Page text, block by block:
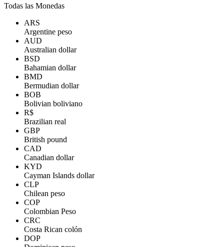
Todas las Monedas
ARS
Argentine peso
AUD
Australian dollar
BSD
Bahamian dollar
BMD
Bermudian dollar
BOB
Bolivian boliviano
R$
Brazilian real
GBP
British pound
CAD
Canadian dollar
KYD
Cayman Islands dollar
CLP
Chilean peso
COP
Colombian Peso
CRC
Costa Rican colón
DOP